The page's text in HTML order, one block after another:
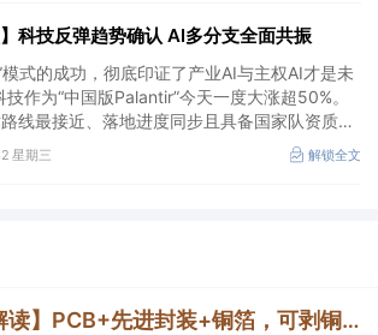
红利。
】科技反弹趋势确认 AI多分支全面共振
模式的成功，彻底印证了产业AI与主权AI才是未
作为“中国版Palantir”今天一度大涨超50%。
线最接近、落地进度同步且具备国家队资质的
于从“数据智能基础设施”向“产业级AI Agent核
重估起点。
星期三 解锁全文
【机构龙虎榜解读】PCB+先进封装+铜箔，可剥铜产品通过了部分覆铜板厂商、载板厂商及相关芯片终端的认证，持续获得小批量订单，主要应用场景包括芯片封装光模块用PCB，机构大额净买入这家公司